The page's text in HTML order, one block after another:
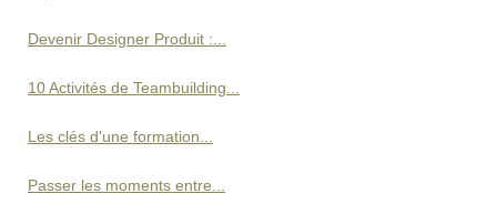
Devenir Designer Produit :...
10 Activités de Teambuilding...
Les clés d'une formation...
Passer les moments entre...